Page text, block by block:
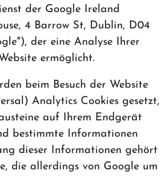
der Google Ireland
4 Barrow St, Dublin, D04
der eine Analyse Ihrer
ermöglicht.
beim Besuch der Website
Analytics Cookies gesetzt,
auf Ihrem Endgerät
bestimmte Informationen
dieser Informationen gehört
die allerdings von Google um